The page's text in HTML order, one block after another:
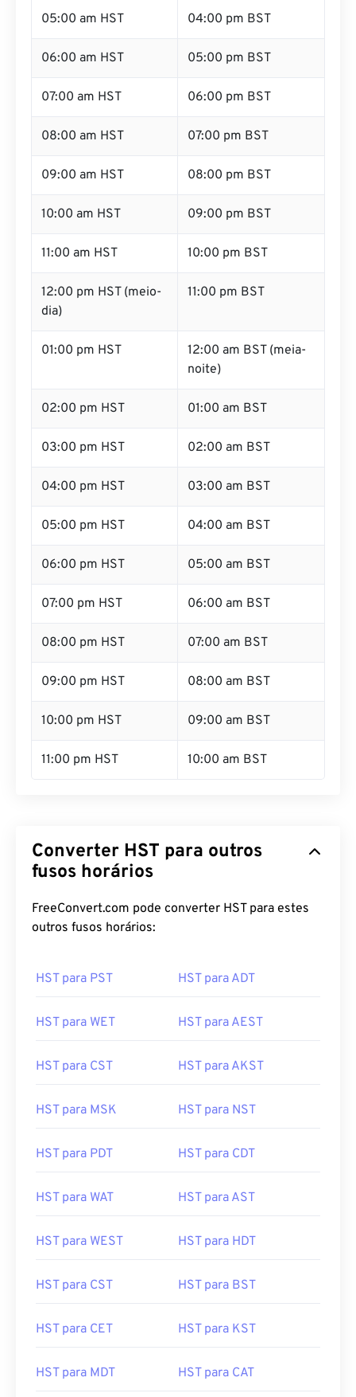
05:00 am HST 04:00 pm BST
06:00 am HST 05:00 pm BST
07:00 am HST 06:00 pm BST
08:00 am HST 07:00 pm BST
09:00 am HST 08:00 pm BST
10:00 am HST 09:00 pm BST
11:00 am HST 10:00 pm BST
12:00 pm HST (meio-
dia)
11:00 pm BST
01:00 pm HST
12:00 am BST (meia-
noite)
02:00 pm HST 01:00 am BST
03:00 pm HST 02:00 am BST
04:00 pm HST 03:00 am BST
05:00 pm HST 04:00 am BST
06:00 pm HST 05:00 am BST
07:00 pm HST 06:00 am BST
08:00 pm HST 07:00 am BST
09:00 pm HST 08:00 am BST
10:00 pm HST 09:00 am BST
11:00 pm HST 10:00 am BST
Converter HST para outros
fusos horários
FreeConvert.com pode converter HST para estes
outros fusos horários:
HST para PST HST para ADT
HST para WET HST para AEST
HST para CST HST para AKST
HST para MSK HST para NST
HST para PDT HST para CDT
HST para WAT HST para AST
HST para WEST HST para HDT
HST para CST HST para BST
HST para CET HST para KST
HST para MDT HST para CAT